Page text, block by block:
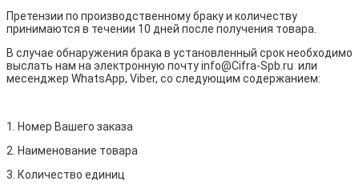
Претензии по производственному браку и количеству
принимаются в течении 10 дней после получения товара.
В случае обнаружения брака в установленный срок необходимо
выслать нам на электронную почту info@Cifra-Spb.ru или
месенджер WhatsApp, Viber, со следующим содержанием:
1. Номер Вашего заказа
2. Наименование товара
3. Количество единиц